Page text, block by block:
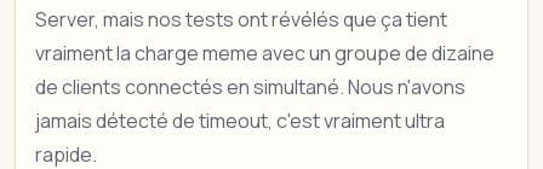
Server, mais nos tests ont révélés que ça tient
vraiment la charge meme avec un groupe de dizaine
de clients connectés en simultané. Nous n'avons
jamais détecté de timeout, c'est vraiment ultra
rapide.